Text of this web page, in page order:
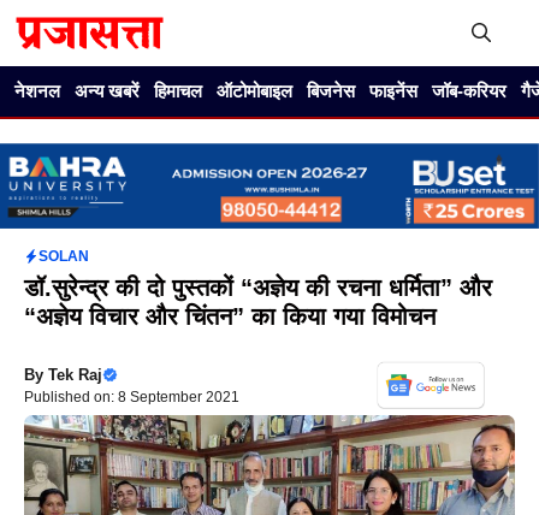
नेशनल अन्य खबरें हिमाचल ऑटोमोबाइल बिजनेस फाइनेंस जॉब-करियर
SOLAN
डॉ.सुरेन्द्र की दो पुस्तकों “अज्ञेय की रचना धर्मिता” और
“अज्ञेय विचार और चिंतन” का किया गया विमोचन
By Tek Raj
Published on: 8 September 2021